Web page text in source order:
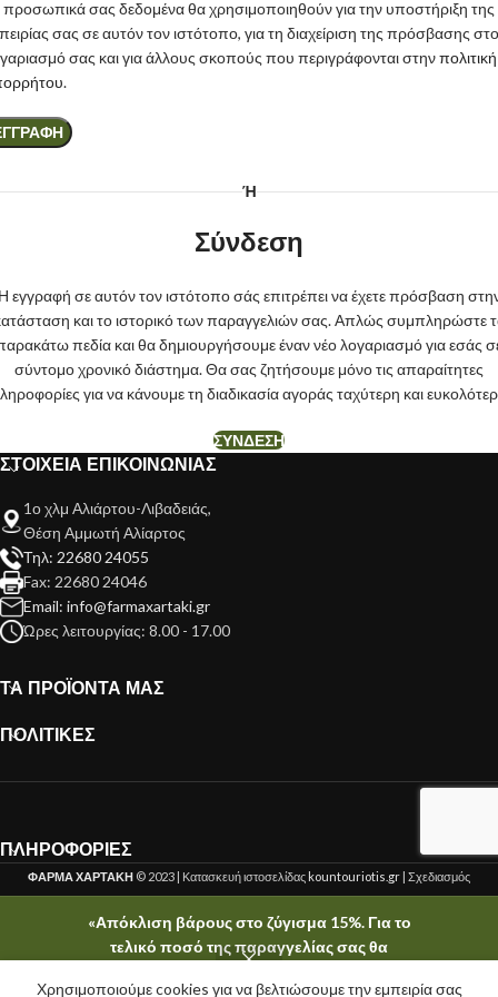
«Απόκλιση βάρους στο ζύγισμα 15%. Για το
τελικό ποσό της παραγγελίας σας θα
προσωπικά σας δεδομένα θα χρησιμοποιηθούν για την υποστήριξη της
σας σε αυτόν τον ιστότοπο, για τη διαχείριση της πρόσβασης
σας και για άλλους σκοπούς που περιγράφονται στηνπολιτική
.
Ή
Σύνδεση
εγγραφή σε αυτόν τον ιστότοπο σάς επιτρέπει να έχετε πρόσβαση
και το ιστορικό των παραγγελιών σας. Απλώς συμπληρώστε
πεδία και θα δημιουργήσουμε έναν νέο λογαριασμό για εσάς
σύντομο χρονικό διάστημα. Θα σας ζητήσουμε μόνο τις απαραίτητες
για να κάνουμε τη διαδικασία αγοράς ταχύτερη και
ΣΎΝΔΕΣΗ
ΣΤΟΙΧΕΙΑ ΕΠΙΚΟΙΝΩΝΙΑΣ
1ο χλμ Αλιάρτου-Λιβαδειάς,
Θέση Αμμωτή Αλίαρτος
Τηλ: 22680 24055
Fax: 22680 24046
Email: info@farmaxartaki.gr
Ώρες λειτουργίας: 8.00 - 17.00
ΤΑ ΠΡΟΪΟΝΤΑ ΜΑΣ
ΠΟΛΙΤΙΚΕΣ
ΠΛΗΡΟΦΟΡΙΕΣ
ΦΑΡΜΑ ΧΑΡΤΑΚΗ © 2023 | Κατασκευή ιστοσελίδαςkountouriotis.gr | Σχεδιασμός
kountouriotis.gr
Χρησιμοποιούμε cookies για να βελτιώσουμε την εμπειρία σας